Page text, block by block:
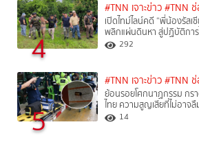
4
#TNN เจาะข่าว #TNN
เปิดไทม์ไลน์คดี “พี่น้องรัสเ
พลิกแผ่นดินหา สู่ปฏิบัติการ
292
5
#TNN เจาะข่าว #TNN
ย้อนรอยโศกนาฏกรรม กรา
ไทย ความสูญเสียที่ไม่อาจลื
14